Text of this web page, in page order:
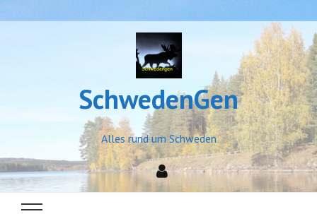
SchwedenGen
Alles rund um Schweden